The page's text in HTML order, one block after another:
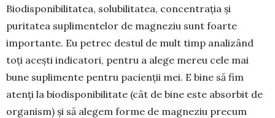
Biodisponibilitatea, solubilitatea, concentrația și
puritatea suplimentelor de magneziu sunt foarte
importante. Eu petrec destul de mult timp analizând
toți acești indicatori, pentru a alege mereu cele mai
bune suplimente pentru pacienții mei. E bine să fim
atenți la biodisponibilitate (cât de bine este absorbit de
organism) și să alegem forme de magneziu precum